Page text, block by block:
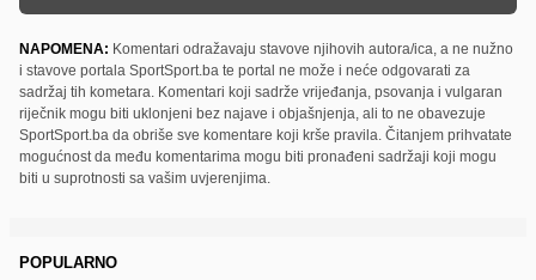
NAPOMENA: Komentari odražavaju stavove njihovih autora/ica, a ne nužno
i stavove portala SportSport.ba te portal ne može i neće odgovarati za
sadržaj tih kometara. Komentari koji sadrže vrijeđanja, psovanja i vulgaran
riječnik mogu biti uklonjeni bez najave i objašnjenja, ali to ne obavezuje
SportSport.ba da obriše sve komentare koji krše pravila. Čitanjem prihvatate
mogućnost da među komentarima mogu biti pronađeni sadržaji koji mogu
biti u suprotnosti sa vašim uvjerenjima.
POPULARNO